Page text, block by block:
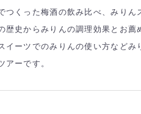
つくった梅酒の飲み比べ、みりん
歴史からみりんの調理効果とお薦
ーツでのみりんの使い方などみ
アーです。